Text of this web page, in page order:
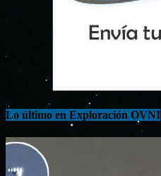
Lo último en Exploración OVNI